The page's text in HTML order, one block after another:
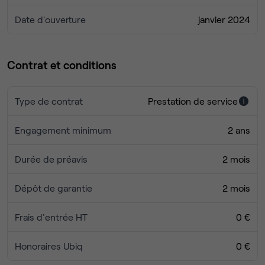
Date d'ouverture janvier 2024
Contrat et conditions
Type de contrat Prestation de service
Engagement minimum 2 ans
Durée de préavis 2 mois
Dépôt de garantie 2 mois
Frais d'entrée HT 0 €
Honoraires Ubiq 0 €